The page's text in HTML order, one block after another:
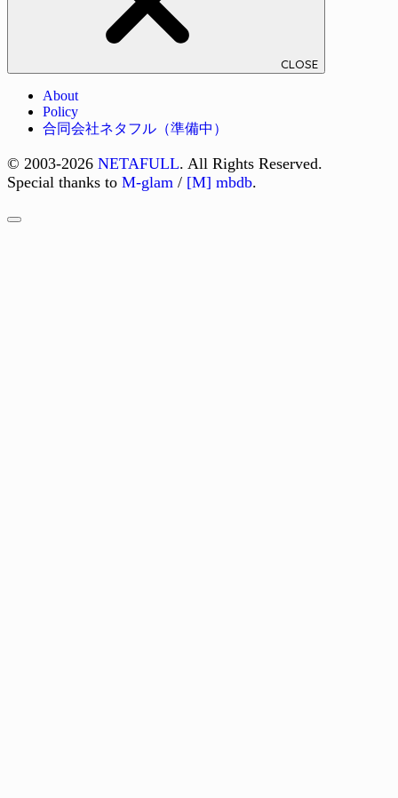
CLOSE
About
Policy
合同会社ネタフル（準備中）
© 2003-2026 NETAFULL. All Rights Reserved.
Special thanks to M-glam / [M] mbdb.